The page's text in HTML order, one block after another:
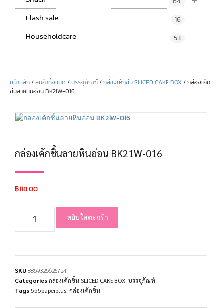
Flash sale 16
Householdcare 53
หน้าหลัก/สินค้าทั้งหมด /บรรจุภัณฑ์/กล่องเค้กชิ้น SLICED CAKE BOX / กล่องเค้ก
ชิ้นลายหินอ่อน BK21W-016
กล่องเค้กชิ้นลายหินอ่อน BK21W-016
฿118.00
หยิบใส่ตะกร้า
SKU8859325625724
Categoriesกล่องเค้กชิ้น SLICED CAKE BOX บรรจุภัณฑ์
Tags555paperplus กล่องเค้กชิ้น